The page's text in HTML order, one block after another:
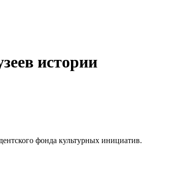
истории
фонда культурных инициатив.